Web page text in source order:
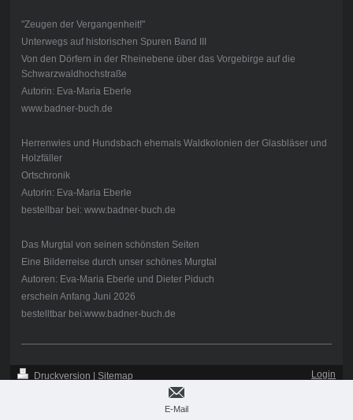
"Zeugen der Vergangenheit!"
Unterwegs auf historischen Spuren Band III
Von den Dörfern in der Rheinebene über das Vorgebirge auf die
Schwarzwaldhochstraße
Autorin: Eva-Maria Eberle
www.badner-buch.de
Herrenwies und Hundsbach ehemals Waldkolonien der Glasbläser und
Holzfäller
Ortschronik
Autorin: Eva-Maria Eberle
bestellbar bei: www.badner-buch.de
Das Murgtal von seinen schönsten Seiten
Eine Bilderreise durch unser schönes Murgtal
Autoren: Eva-Maria Eberle und Dieter Piduch
erschein Anfang Juni 2026
bestelltbar bei:www.badner-buch.de
Druckversion
Sitemap
Login
E-Mail